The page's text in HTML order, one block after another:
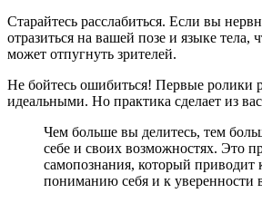
Старайтесь расслабиться. Если вы
отразиться на вашей позе и языке тела,
может отпугнуть зрителей.
Не бойтесь ошибиться! Первые ролики
идеальными. Но практика сделает из
Чем больше вы делитесь, тем
себе и своих возможностях. Это
самопознания, который приводит
пониманию себя и к уверенности